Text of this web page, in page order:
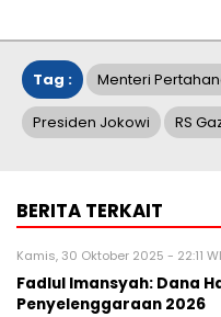
Tag : Menteri
Presiden Jokowi RS
BERITA TERKAIT
Kamis, 30 Oktober 2025 - 22:11
Fadlul Imansyah: Dana
Penyelenggaraan 2026